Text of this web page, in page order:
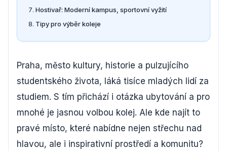
Hostivař: Moderní kampus, sportovní vyžití
Tipy pro výběr koleje
Praha, město kultury, historie a pulzujícího
studentského života, láká tisíce mladých lidí za
studiem. S tím přichází i otázka ubytování a pro
mnohé je jasnou volbou kolej. Ale kde najít to
pravé místo, které nabídne nejen střechu nad
hlavou, ale i inspirativní prostředí a komunitu?